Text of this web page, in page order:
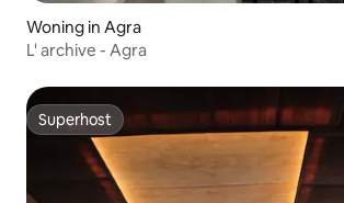
Woning in Agra
L' archive - Agra
Superhost
Superhost